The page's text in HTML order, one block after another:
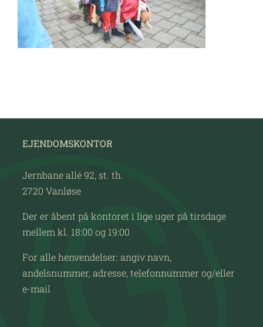
EJENDOMSKONTOR
Jernbane allé 92, st. th.
2720 Vanløse
Der er åbent på kontoret i lige uger på tirsdage
mellem kl. 18:00 og 19:00
For alle henvendelser: angiv navn,
andelsnummer, adresse, telefonnummer og/eller
e-mail